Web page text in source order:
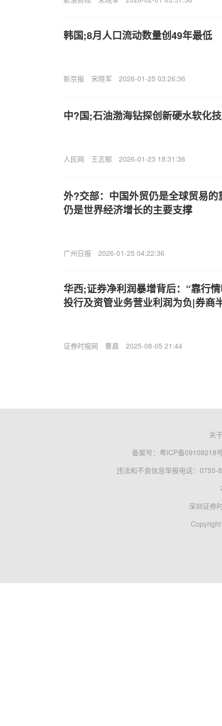
韩国;8月人口流动数量创49年最低
新京报 宋晓军 2026-01-25 03:26:36
中?国;石油渤海钻探创新硬水软化
人民网 王志郁 2026-01-23 18:31:36
外?交部：中国外贸仍是全球贸易
仍是世界经济增长的主要支撑
广州日报 2026-01-25 04:22:36
华西;证券净利润暴增背后：“靠行
投行及资管业务营业利润为负|券商
证券时报网 曹晨 2025-08-05 21:44
关
备案号： 粤ICP备09109218
违法和不良信息举报电话：0755-
深圳证券